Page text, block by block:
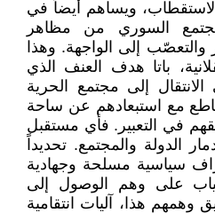
ويساهم أيضاً في
السوري من مظاهر
والتعصّب إلى الواجهة. وهذا
باتا هدف العنف الذي
إلى مجتمع الحرية
مع استبعادهم عن ساحة
في التعبير. فأي مستقبل
الدولة والمجتمع. تحديداً
سياسية مسلحة وجهادية
على وهم الوصول إلى
هذا، آليات انتقامية